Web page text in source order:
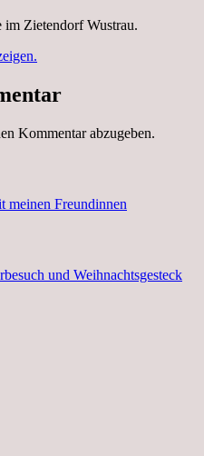
im Zietendorf Wustrau.
Kommentar abzugeben.
meinen Freundinnen
und Weihnachtsgesteck